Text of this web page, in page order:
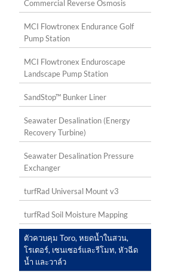
Commercial Reverse Osmosis
MCI Flowtronex Endurance Golf
Pump Station
MCI Flowtronex Enduroscape
Landscape Pump Station
SandStop™ Bunker Liner
Seawater Desalination (Energy
Recovery Turbine)
Seawater Desalination Pressure
Exchanger
turfRad Universal Mount v3
turfRad Soil Moisture Mapping
ตัวควบคุม Toro, หยดน้ำในสวน,
โรเตอร์, เซนเซอร์และรีโมท, หัวฉีด
น้ำ และวาล์ว